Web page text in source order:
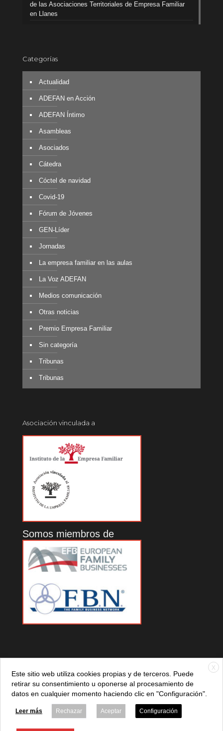
de las Asociaciones Territoriales de Empresa Familiar
en Llanes
Categorías
Actualidad
ADEFAN en Acción
ADEFAN Íntimo
Asambleas
Asociados
Cátedra
Cóctel de navidad
Covid-19
Fórum de Jóvenes
GEN-Líder
Jornadas
La empresa familiar en las aulas
La Voz ADEFAN
Medios comunicación
Otras noticias
Premio Empresa Familiar
Sin categoría
Tribunas
Tribunas
Asociación vinculada a
Somos miembros de
881 |Política de privacidad|Aviso legal |Política de cookies
X
Este sitio web utiliza cookies propias y de terceros. Puede
retirar su consentimiento u oponerse al procesamiento de
datos en cualquier momento haciendo clic en "Configuración".
Leer más Rechazar Aceptar Configuración